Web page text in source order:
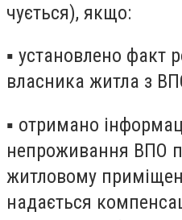
чується), якщо:
▪ установлено факт
власника житла з
▪ отримано
непроживання ВПО
житловому
надається